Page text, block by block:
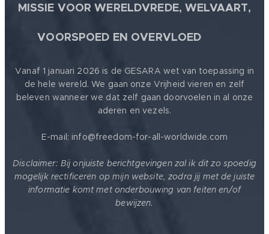
MISSIE VOOR WERELDVREDE, WELVAART,
VOORSPOED EN OVERVLOED
Vanaf 1 januari 2026 is de GESARA wet van toepassing in
de hele wereld. We gaan onze Vrijheid vieren en zelf
beleven wanneer we dat zelf gaan doorvoelen in al onze
aderen en vezels.
E-mail: info@freedom-for-all-worldwide.com
Disclaimer: Bij onjuiste berichtgevingen zal ik dit zo spoedig
mogelijk rectificeren op mijn website, zodra jij met de juiste
informatie komt met onderbouwing van feiten en/of
bewijzen.